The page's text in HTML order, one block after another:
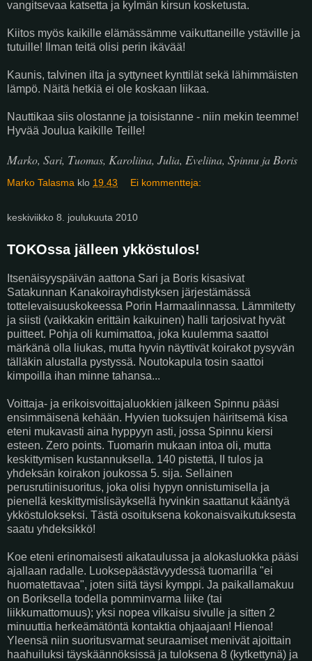
vangitsevaa katsetta ja kylmän kirsun kosketusta.
Kiitos myös kaikille elämässämme vaikuttaneille ystäville ja
tutuille! Ilman teitä olisi perin ikävää!
Kaunis, talvinen ilta ja syttyneet kynttilät sekä lähimmäisten
lämpö. Näitä hetkiä ei ole koskaan liikaa.
Nauttikaa siis olostanne ja toisistanne - niin mekin teemme!
Hyvää Joulua kaikille Teille!
Marko, Sari, Tuomas, Karoliina, Julia, Eveliina, Spinnu ja Boris
Marko Talasma klo 19.43 Ei kommentteja:
keskiviikko 8. joulukuuta 2010
TOKOssa jälleen ykköstulos!
Itsenäisyyspäivän aattona Sari ja Boris kisasivat
Satakunnan Kanakoirayhdistyksen järjestämässä
tottelevaisuuskokeessa Porin Harmaalinnassa. Lämmitetty
ja siisti (vaikkakin erittäin kaikuinen) halli tarjosivat hyvät
puitteet. Pohja oli kumimattoa, joka kuulemma saattoi
märkänä olla liukas, mutta hyvin näyttivät koirakot pysyvän
tälläkin alustalla pystyssä. Noutokapula tosin saattoi
kimpoilla ihan minne tahansa...
Voittaja- ja erikoisvoittajaluokkien jälkeen Spinnu pääsi
ensimmäisenä kehään. Hyvien tuoksujen häiritsemä kisa
eteni mukavasti aina hyppyyn asti, jossa Spinnu kiersi
esteen. Zero points. Tuomarin mukaan intoa oli, mutta
keskittymisen kustannuksella. 140 pistettä, II tulos ja
yhdeksän koirakon joukossa 5. sija. Sellainen
perusrutiinisuoritus, joka olisi hypyn onnistumisella ja
pienellä keskittymislisäyksellä hyvinkin saattanut kääntyä
ykköstulokseksi. Tästä osoituksena kokonaisvaikutuksesta
saatu yhdeksikkö!
Koe eteni erinomaisesti aikataulussa ja alokasluokka pääsi
ajallaan radalle. Luoksepäästävyydessä tuomarilla "ei
huomatettavaa", joten siitä täysi kymppi. Ja paikallamakuu
on Boriksella todella pomminvarma liike (tai
liikkumattomuus); yksi nopea vilkaisu sivulle ja sitten 2
minuuttia herkeämätöntä kontaktia ohjaajaan! Hienoa!
Yleensä niin suoritusvarmat seuraamiset menivät ajoittain
haahuiluksi täyskäännöksissä ja tuloksena 8 (kytkettynä) ja